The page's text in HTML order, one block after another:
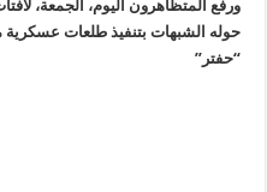
ورفع المتظاهرون اليوم، الجمعة،
حوله الشبهات بتنفيذ طلعات عسكرية
“حفتر”